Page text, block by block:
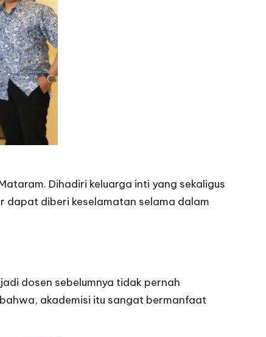
. Dihadiri keluarga inti yang sekaligus
dapat diberi keselamatan selama dalam
dosen sebelumnya tidak pernah
akademisi itu sangat bermanfaat